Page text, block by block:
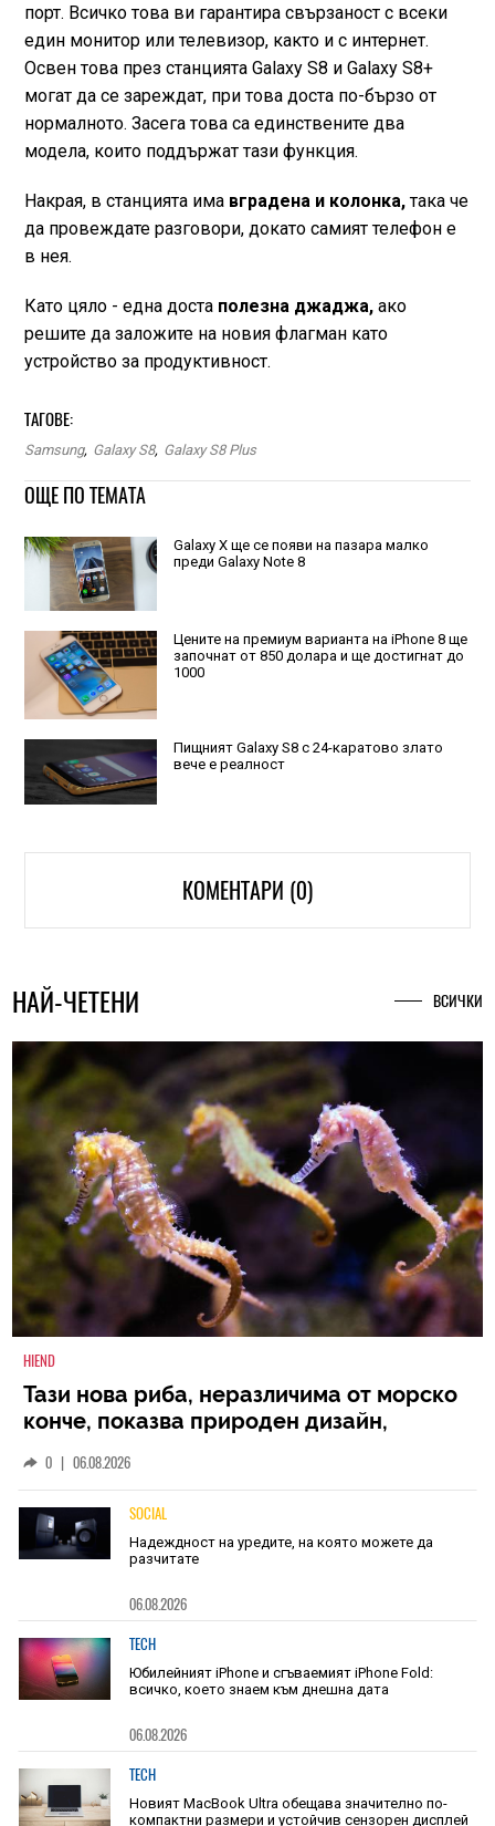
порт. Всичко това ви гарантира свързаност с всеки
един монитор или телевизор, както и с интернет.
Освен това през станцията Galaxy S8 и Galaxy S8+
могат да се зареждат, при това доста по-бързо от
нормалното. Засега това са единствените два
модела, които поддържат тази функция.
Накрая, в станцията имавградена и колонка,така че
да провеждате разговори, докато самият телефон е
в нея.
Като цяло - една достаполезна джаджа,ако
решите да заложите на новия флагман като
устройство за продуктивност.
ТАГОВЕ:
Samsung, Galaxy S8, Galaxy S8 Plus
ОЩЕ ПО ТЕМАТА
Galaxy X ще се появи на пазара малко
преди Galaxy Note 8
Цените на премиум варианта на iPhone 8 ще
започнат от 850 долара и ще достигнат до
1000
Пищният Galaxy S8 с 24-каратово злато
вече е реалност
КОМЕНТАРИ (0)
НАЙ-ЧЕТЕНИ ВСИЧКИ
HIEND
Тази нова риба, неразличима от морско
конче, показва природен дизайн,
0 | 06.08.2026
SOCIAL
Надеждност на уредите, на която можете да
разчитате
06.08.2026
TECH
Юбилейният iPhone и сгъваемият iPhone Fold:
всичко, което знаем към днешна дата
06.08.2026
TECH
Новият MacBook Ultra обещава значително по-
компактни размери и устойчив сензорен дисплей